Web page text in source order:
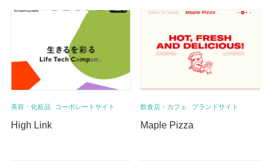
美容・化粧品 コーポレートサイト
High Link
飲食店・カフェ ブランドサイト
Maple Pizza